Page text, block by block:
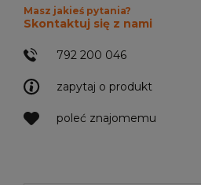
zapytaj o produkt
poleć znajomemu
Masz jakieś pytania?
Skontaktuj się z nami
792 200 046